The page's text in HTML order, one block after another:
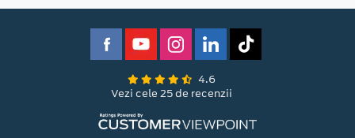
4.6
Vezi cele 25 de recenzii